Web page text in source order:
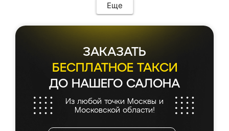
Еще
ЗАКАЗАТЬ
БЕСПЛАТНОЕ ТАКСИ
ДО НАШЕГО САЛОНА
Из любой точки Москвы и
Московской области!